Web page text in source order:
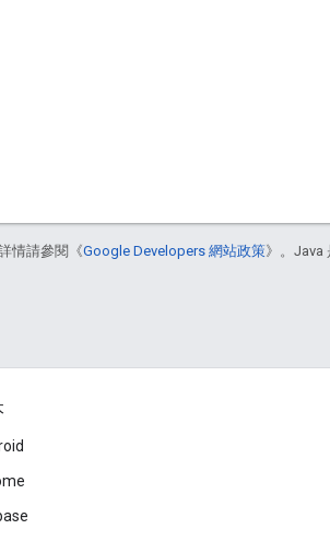
情請參閱《Google Developers 網站政策》。Java